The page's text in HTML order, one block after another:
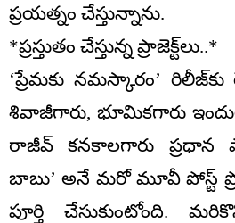
ప్రయత్నం చేస్తున్నాను.
*ప్రస్తుతం చేస్తున్న ప్రాజెక్ట్‌లు..*
‘ప్రేమకు నమస్కారం’
శివాజీగారు, భూమికగారు
రాజీవ్ క‌న‌కాల‌గారు ప్ర‌ధాన
బాబు’ అనే మ‌రో మూవీ పోస్ట్
పూర్తి చేసుకుంటోంది.